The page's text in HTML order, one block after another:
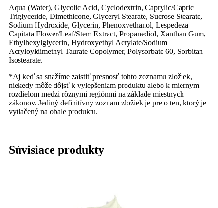
Aqua (Water), Glycolic Acid, Cyclodextrin, Caprylic/Capric
Triglyceride, Dimethicone, Glyceryl Stearate, Sucrose Stearate,
Sodium Hydroxide, Glycerin, Phenoxyethanol, Lespedeza
Capitata Flower/Leaf/Stem Extract, Propanediol, Xanthan Gum,
Ethylhexylglycerin, Hydroxyethyl Acrylate/Sodium
Acryloyldimethyl Taurate Copolymer, Polysorbate 60, Sorbitan
Isostearate.
*Aj keď sa snažíme zaistiť presnosť tohto zoznamu zložiek,
niekedy môže dôjsť k vylepšeniam produktu alebo k miernym
rozdielom medzi rôznymi regiónmi na základe miestnych
zákonov. Jediný definitívny zoznam zložiek je preto ten, ktorý je
vytlačený na obale produktu.
Súvisiace produkty